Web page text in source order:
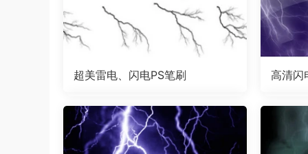
超美雷电、闪电PS笔刷 高清闪